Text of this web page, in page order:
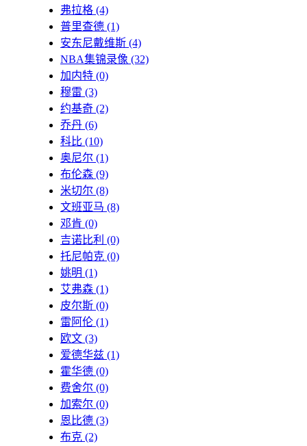
弗拉格 (4)
普里查德 (1)
安东尼戴维斯 (4)
NBA集锦录像 (32)
加内特 (0)
穆雷 (3)
约基奇 (2)
乔丹 (6)
科比 (10)
奥尼尔 (1)
布伦森 (9)
米切尔 (8)
文班亚马 (8)
邓肯 (0)
吉诺比利 (0)
托尼帕克 (0)
姚明 (1)
艾弗森 (1)
皮尔斯 (0)
雷阿伦 (1)
欧文 (3)
爱德华兹 (1)
霍华德 (0)
费舍尔 (0)
加索尔 (0)
恩比德 (3)
布克 (2)